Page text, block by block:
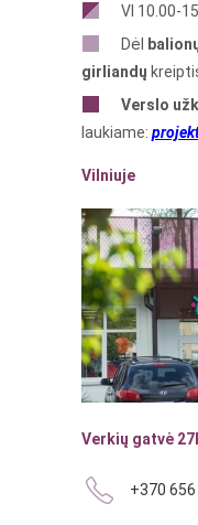
VI 10.00-
Dėl
girliandų
Verslo
laukiame:
Vilniuje
Verkių gatvė
+370